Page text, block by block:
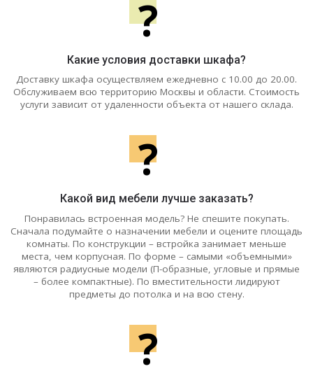
?
Какие условия доставки шкафа?
Доставку шкафа осуществляем ежедневно с 10.00 до 20.00.
Обслуживаем всю территорию Москвы и области. Стоимость
услуги зависит от удаленности объекта от нашего склада.
?
Какой вид мебели лучше заказать?
Понравилась встроенная модель? Не спешите покупать.
Сначала подумайте о назначении мебели и оцените площадь
комнаты. По конструкции – встройка занимает меньше
места, чем корпусная. По форме – самыми «объемными»
являются радиусные модели (П-образные, угловые и прямые
– более компактные). По вместительности лидируют
предметы до потолка и на всю стену.
?